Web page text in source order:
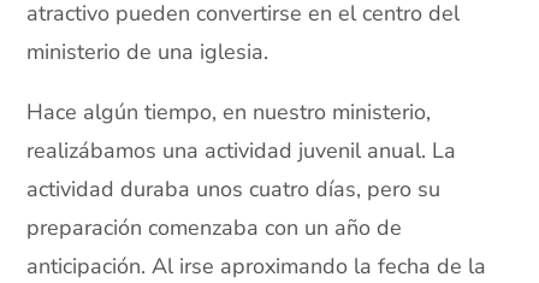
atractivo pueden convertirse en el centro del
ministerio de una iglesia.
Hace algún tiempo, en nuestro ministerio,
realizábamos una actividad juvenil anual. La
actividad duraba unos cuatro días, pero su
preparación comenzaba con un año de
anticipación. Al irse aproximando la fecha de la